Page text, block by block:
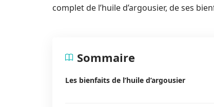
complet de l’huile d’argousier, de ses
Sommaire
Les bienfaits de l’huile d’argousier